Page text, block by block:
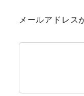
メールアドレス